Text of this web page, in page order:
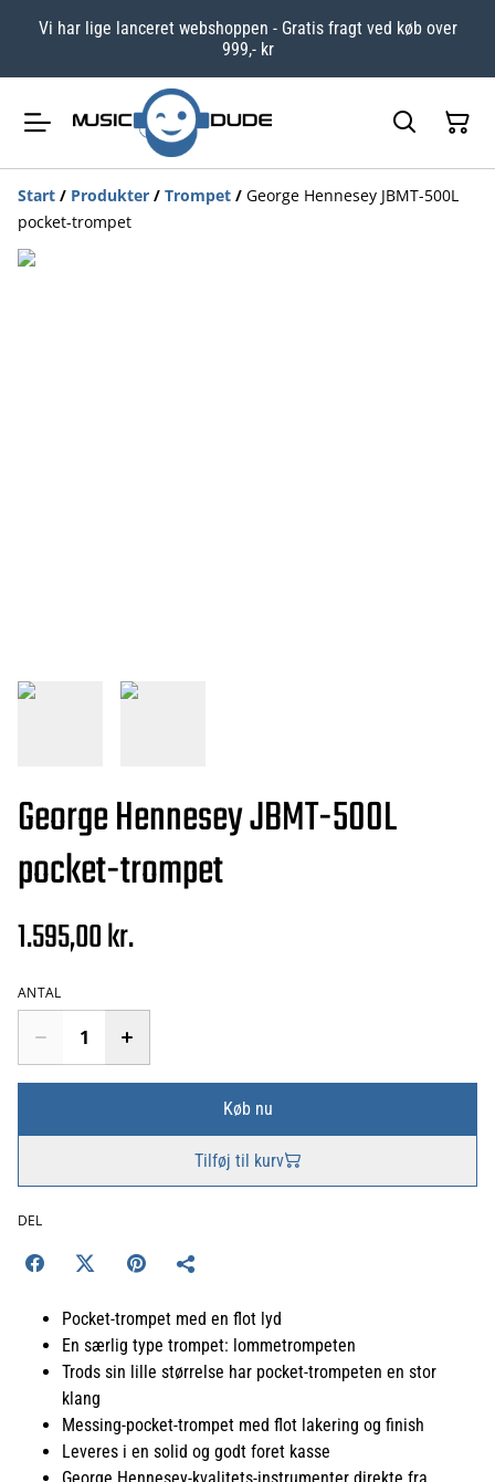
Vi har lige lanceret webshoppen - Gratis fragt ved køb over
999,- kr
Start / Produkter / Trompet / George Hennesey JBMT-500L
pocket-trompet
George Hennesey JBMT-500L
pocket-trompet
1.595,00 kr.
ANTAL
Køb nu
Tilføj til kurv
DEL
Pocket-trompet med en flot lyd
En særlig type trompet: lommetrompeten
Trods sin lille størrelse har pocket-trompeten en stor
klang
Messing-pocket-trompet med flot lakering og finish
Leveres i en solid og godt foret kasse